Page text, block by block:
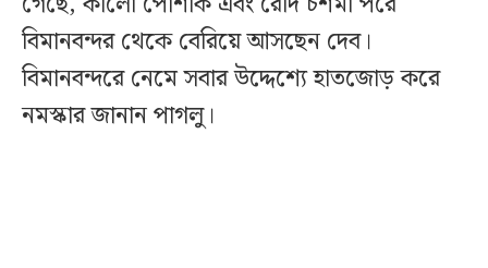
বিমানবন্দর থেকে বেরিয়ে আসছেন দেব।
বিমানবন্দরে নেমে সবার উদ্দেশ্যে হাতজোড় করে
নমস্কার জানান পাগলু।